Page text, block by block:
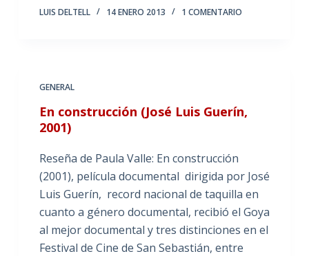
LUIS DELTELL 14 ENERO 2013 1 COMENTARIO
GENERAL
En construcción (José Luis Guerín,
2001)
Reseña de Paula Valle: En construcción
(2001), película documental dirigida por José
Luis Guerín, record nacional de taquilla en
cuanto a género documental, recibió el Goya
al mejor documental y tres distinciones en el
Festival de Cine de San Sebastián, entre